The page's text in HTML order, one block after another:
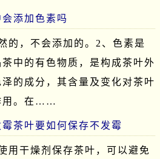
添加色素吗
的，不会添加的。2、色素是
中的有色物质，是构成茶叶外
的成分，其含量及变化对茶叶
用。在……
茶叶要如何保存不发霉
用干燥剂保存茶叶，可以避免